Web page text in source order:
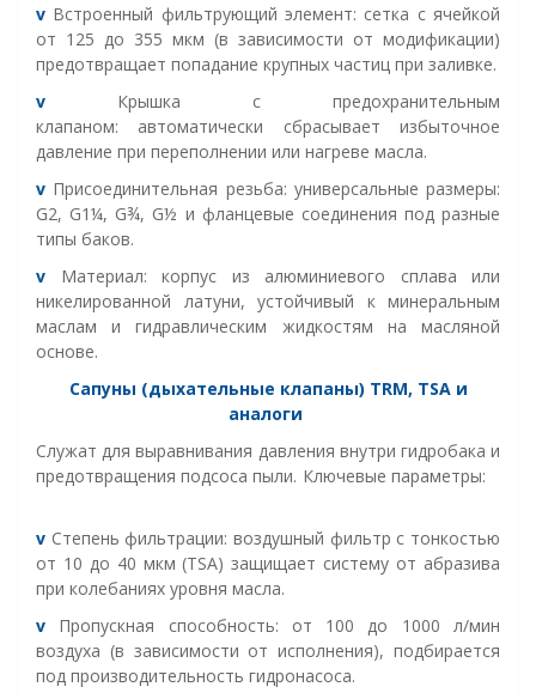
v Встроенный фильтрующий элемент: сетка с ячейкой
от 125 до 355 мкм (в зависимости от модификации)
предотвращает попадание крупных частиц при заливке.
v Крышка с предохранительным
клапаном: автоматически сбрасывает избыточное
давление при переполнении или нагреве масла.
v Присоединительная резьба: универсальные размеры:
G2, G1¼, G¾, G½ и фланцевые соединения под разные
типы баков.
v Материал: корпус из алюминиевого сплава или
никелированной латуни, устойчивый к минеральным
маслам и гидравлическим жидкостям на масляной
основе.
Сапуны (дыхательные клапаны) TRM, TSA и
аналоги
Служат для выравнивания давления внутри гидробака и
предотвращения подсоса пыли. Ключевые параметры:
v Степень фильтрации: воздушный фильтр с тонкостью
от 10 до 40 мкм (TSA) защищает систему от абразива
при колебаниях уровня масла.
v Пропускная способность: от 100 до 1000 л/мин
воздуха (в зависимости от исполнения), подбирается
под производительность гидронасоса.